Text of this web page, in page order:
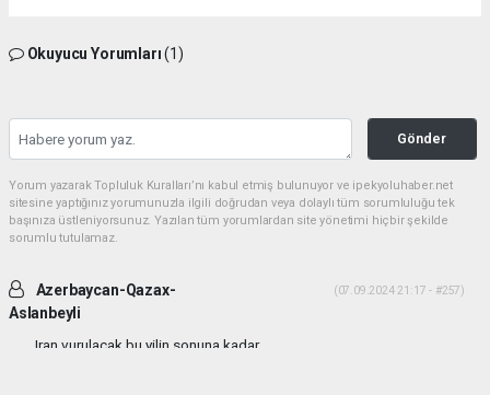
Okuyucu Yorumları(1)
Gönder
Yorum yazarak Topluluk Kuralları’nı kabul etmiş bulunuyor ve ipekyoluhaber.net
sitesine yaptığınız yorumunuzla ilgili doğrudan veya dolaylı tüm sorumluluğu tek
başınıza üstleniyorsunuz. Yazılan tüm yorumlardan site yönetimi hiçbir şekilde
sorumlu tutulamaz.
Azerbaycan-Qazax-
Aslanbeyli
(07.09.2024 21:17 - #257)
Iran vurulacak bu yilin sonuna kadar...